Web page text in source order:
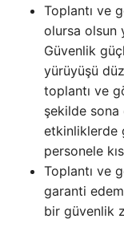
Toplantı ve
olursa olsun
Güvenlik
yürüyüşü
toplantı ve
şekilde sona
etkinliklerde
personele
Toplantı ve
garanti
bir güvenlik